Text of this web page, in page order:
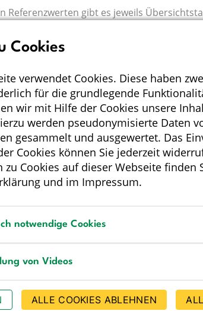
Referenzwerten gibt es jeweils
gegebenenfalls weiteren Informationen und
Die entsprechenden umfangreichen
Quellenangaben sind publiziert in:
für Ernährung, Österreichische
für die Nährstoffzufuhr. Bonn, 3. Auflage, 1.
3. Auflage der „Referenzwerte für die
zuletzt inhaltlich komplett überarbeitet
Fragen und Antworten
Cookies
verwendet Cookies. Diese haben
für die grundlegende
wir mit Hilfe der Cookies unsere
werden pseudonymisierte Daten
gesammelt und ausgewertet. Das
Cookies können Sie jederzeit
Cookies auf dieser Webseite finden
und im Impressum.
notwendige Cookies
von Videos
ALLE COOKIES ABLEHNEN